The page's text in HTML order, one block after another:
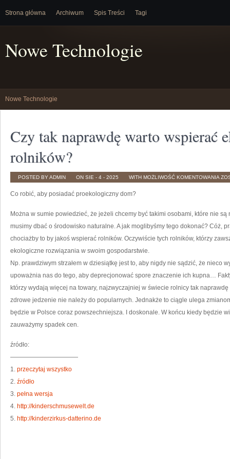
Strona główna Archiwum Spis Treści Tagi
Nowe Technologie
Nowe Technologie
Czy tak naprawdę warto wspierać
rolników?
POSTED BY ADMIN ON SIE - 4 - 2025 WITH MOŻLIWOŚĆ KOMENTOWANIA CZY
TAK
Co robić, aby posiadać proekologiczny dom?
Można w sumie powiedzieć, że jeżeli chcemy być takimi osobami, które nie
musimy dbać o środowisko naturalne. A jak moglibyśmy tego dokonać? Cóż,
chociażby to by jakoś wspierać rolników. Oczywiście tych rolników, którzy
ekologiczne rozwiązania w swoim gospodarstwie.
Np. prawdziwym strzałem w dziesiątkę jest to, aby nigdy nie sądzić, że nieco
upoważnia nas do tego, aby deprecjonować spore znaczenie ich kupna…
którzy wydają więcej na towary, najzwyczajniej w świecie rolnicy tak
zdrowe jedzenie nie należy do popularnych. Jednakże to ciągle ulega
będzie w Polsce coraz powszechniejsza. I doskonale. W końcu kiedy będzie
zauważymy spadek cen.
źródło:
———————————
1. przeczytaj wszystko
2. źródło
3. pełna wersja
4. http://kinderschmusewelt.de
5. http://kinderzirkus-datterino.de